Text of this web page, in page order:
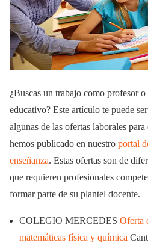
¿Buscas un trabajo como profesor
educativo? Este artículo te puede
algunas de las ofertas laborales
hemos publicado en nuestro portal
enseñanza. Estas ofertas son de
que requieren profesionales
formar parte de su plantel docente.
COLEGIO MERCEDES Oferta
matemáticas física y química